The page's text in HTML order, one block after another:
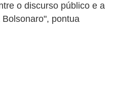
o discurso público e a
pontua